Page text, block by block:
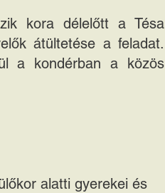
kora délelőtt a Tésa
átültetése a feladat.
a kondérban a közös
alatti gyerekei és